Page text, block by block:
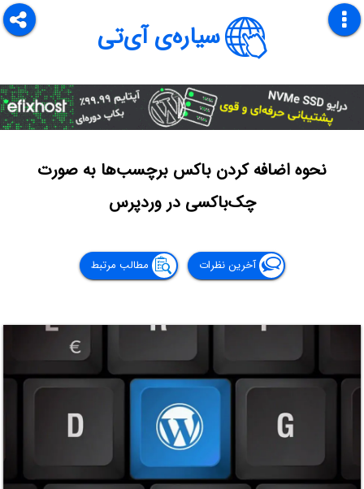
سیاره‌ی آی‌تی
نحوه اضافه کردن باکس برچسب‌ها به صورت
چک‌باکسی در وردپرس
آخرین نظرات مطالب مرتبط